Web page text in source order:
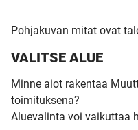
Pohjakuvan mitat ovat
VALITSE ALUE
Minne aiot rakentaa
toimituksena?
Aluevalinta voi vaikuttaa